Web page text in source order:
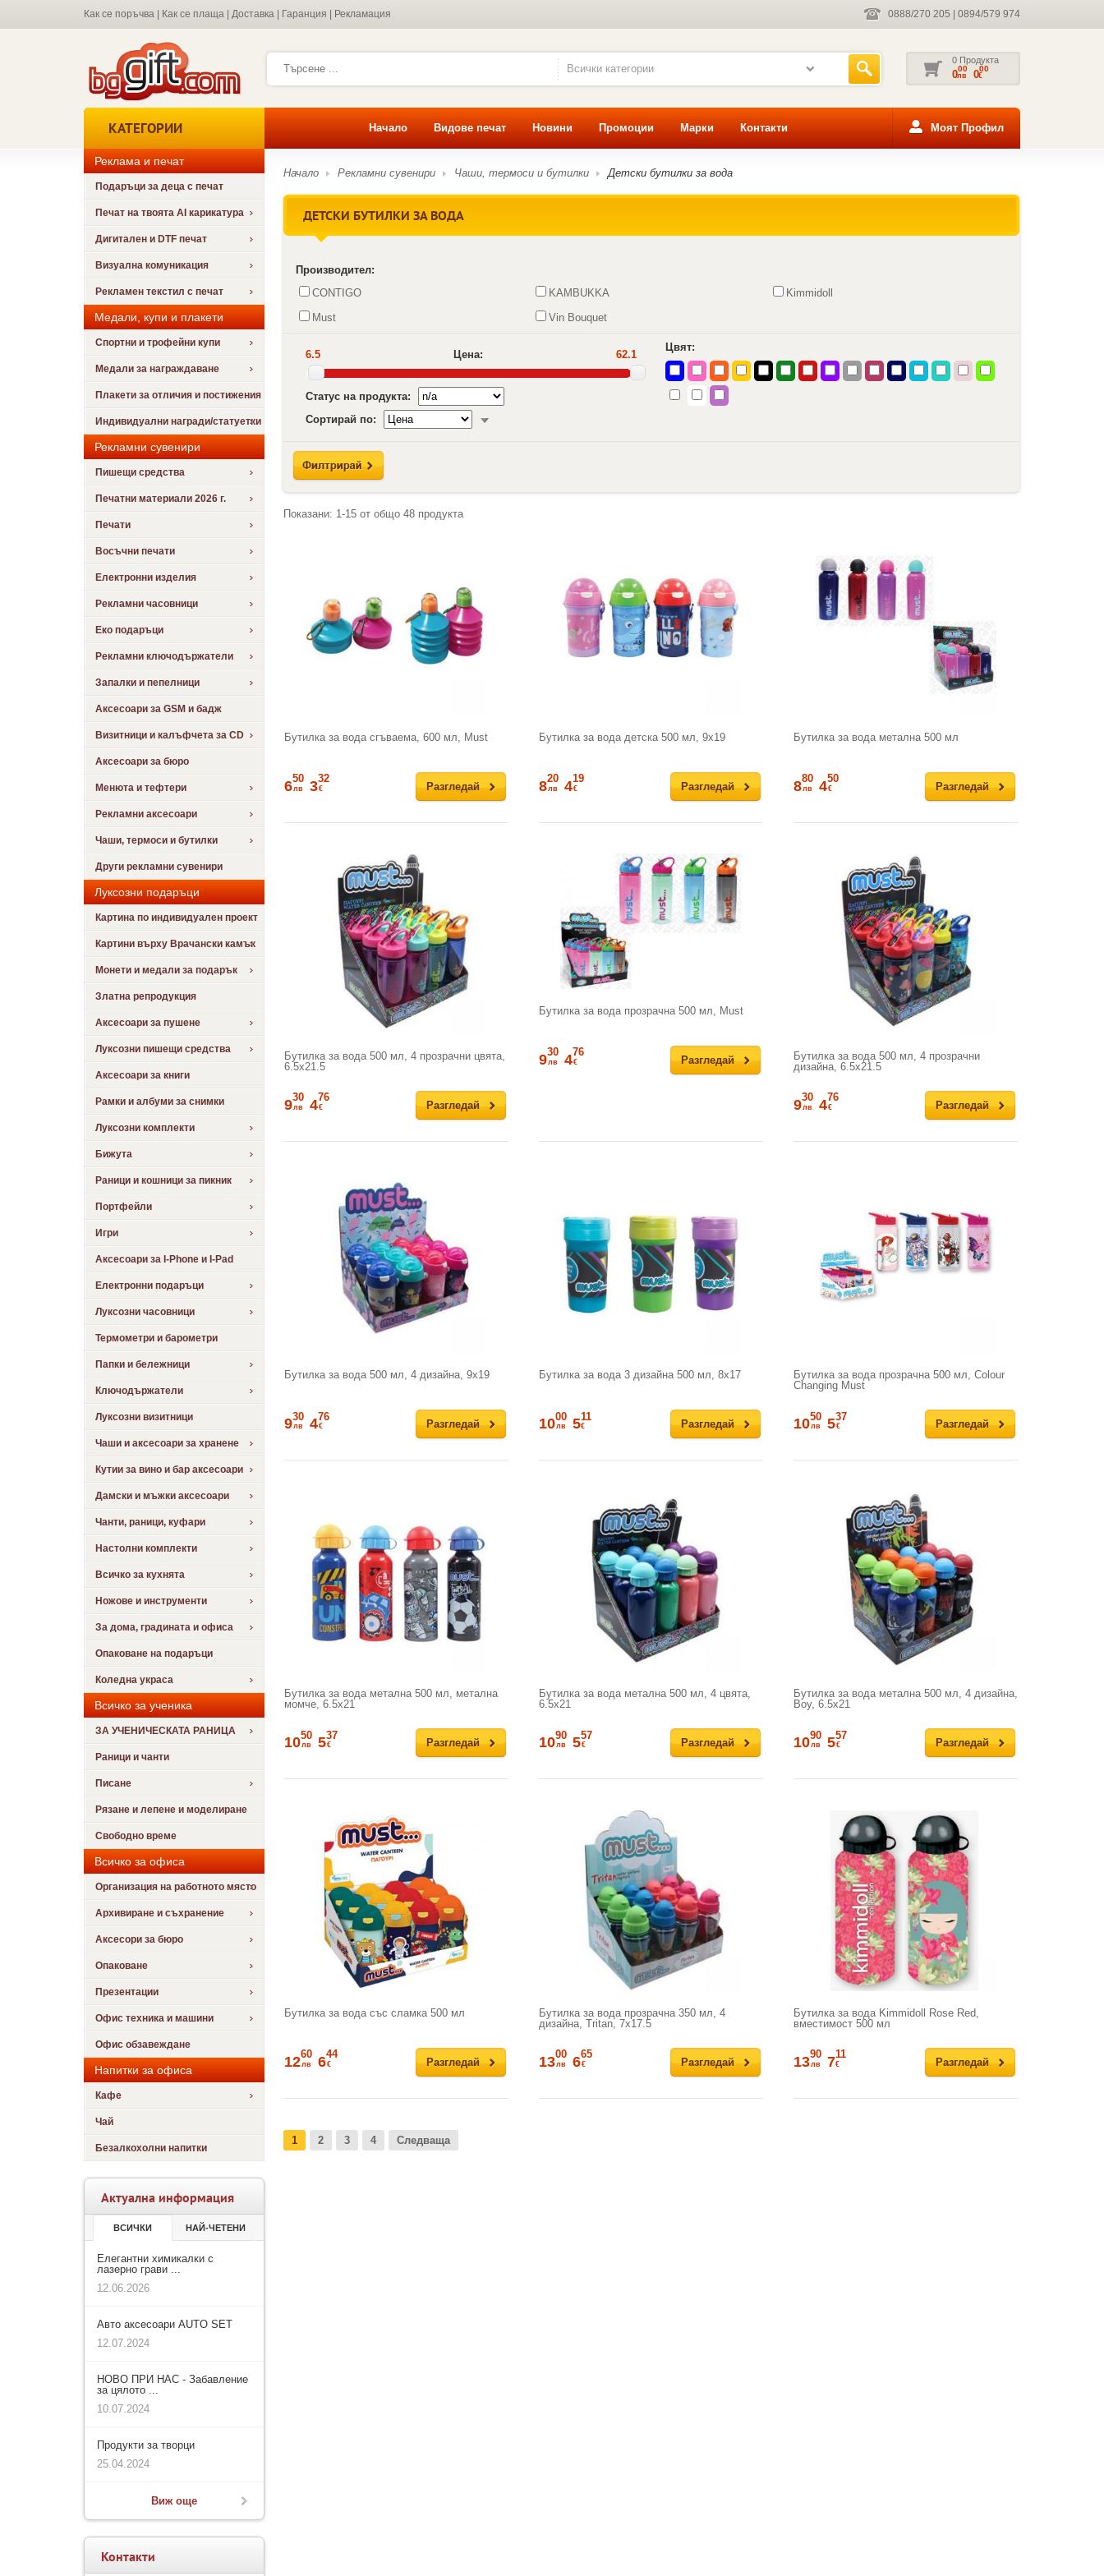
0888/270 205 0894/579 974
Как се поръчва Как се плаща Доставка Гаранция Рекламация
Всички категории
0 Продукта
000
лв 000
€
КАТЕГОРИИ Начало Видове печат Новини Промоции Марки Контакти Моят Профил
Реклама и печат
Подаръци за деца с печат
Печат на твоята AI карикатура
Дигитален и DTF печат
Визуална комуникация
Рекламен текстил с печат
Медали, купи и плакети
Спортни и трофейни купи
Медали за награждаване
Плакети за отличия и постижения
Индивидуални награди/статуетки
Рекламни сувенири
Пишещи средства
Печатни материали 2026 г.
Печати
Восъчни печати
Електронни изделия
Рекламни часовници
Еко подаръци
Рекламни ключодържатели
Запалки и пепелници
Аксесоари за GSM и бадж
Визитници и калъфчета за CD
Аксесоари за бюро
Менюта и тефтери
Рекламни аксесоари
Чаши, термоси и бутилки
Други рекламни сувенири
Луксозни подаръци
Картина по индивидуален проект
Картини върху Врачански камък
Монети и медали за подарък
Златна репродукция
Аксесоари за пушене
Луксозни пишещи средства
Аксесоари за книги
Рамки и албуми за снимки
Луксозни комплекти
Бижута
Раници и кошници за пикник
Портфейли
Игри
Аксесоари за I-Phone и I-Pad
Електронни подаръци
Луксозни часовници
Термометри и барометри
Папки и бележници
Ключодържатели
Луксозни визитници
Чаши и аксесоари за хранене
Кутии за вино и бар аксесоари
Дамски и мъжки аксесоари
Чанти, раници, куфари
Настолни комплекти
Всичко за кухнята
Ножове и инструменти
За дома, градината и офиса
Опаковане на подаръци
Коледна украса
Всичко за ученика
ЗА УЧЕНИЧЕСКАТА РАНИЦА
Раници и чанти
Писане
Рязане и лепене и моделиране
Свободно време
Всичко за офиса
Организация на работното място
Архивиране и съхранение
Аксесори за бюро
Опаковане
Презентации
Офис техника и машини
Офис обзавеждане
Напитки за офиса
Кафе
Чай
Безалкохолни напитки
Актуална информация
ВСИЧКИ НАЙ-ЧЕТЕНИ
Елегантни химикалки с
лазерно грави ...
12.06.2026
Авто аксесоари AUTO SET
12.07.2024
НОВО ПРИ НАС - Забавление
за цялото ...
10.07.2024
Продукти за творци
25.04.2024
Виж още
Контакти
Начало Рекламни сувенири Чаши, термоси и бутилки Детски бутилки за вода
ДЕТСКИ БУТИЛКИ ЗА ВОДА
Производител:
CONTIGO
KAMBUKKA
Kimmidoll
Must
Vin Bouquet
6.5 Цена: 62.1
Статус на продукта:
Сортирай по:
Цвят:
Показани: 1-15от общо 48продукта
Бутилка за вода сгъваема, 600 мл, Must
Разгледай
650
лв 332
€
Бутилка за вода детска 500 мл, 9х19
Разгледай
820
лв 419
€
Бутилка за вода метална 500 мл
Разгледай
880
лв 450
€
Бутилка за вода 500 мл, 4 прозрачни цвята,
6.5x21.5
Разгледай
930
лв 476
€
Бутилка за вода прозрачна 500 мл, Must
Разгледай
930
лв 476
€
Бутилка за вода 500 мл, 4 прозрачни
дизайна, 6.5x21.5
Разгледай
930
лв 476
€
Бутилка за вода 500 мл, 4 дизайна, 9x19
Разгледай
930
лв 476
€
Бутилка за вода 3 дизайна 500 мл, 8х17
Разгледай
1000
лв 511
€
Бутилка за вода прозрачна 500 мл, Colour
Changing Must
Разгледай
1050
лв 537
€
Бутилка за вода метална 500 мл, метална
момче, 6.5х21
Разгледай
1050
лв 537
€
Бутилка за вода метална 500 мл, 4 цвята,
6.5x21
Разгледай
1090
лв 557
€
Бутилка за вода метална 500 мл, 4 дизайна,
Boy, 6.5x21
Разгледай
1090
лв 557
€
Бутилка за вода със сламка 500 мл
Разгледай
1260
лв 644
€
Бутилка за вода прозрачна 350 мл, 4
дизайна, Tritan, 7x17.5
Разгледай
1300
лв 665
€
Бутилка за вода Kimmidoll Rose Red,
вместимост 500 мл
Разгледай
1390
лв 711
€
1 2 3 4 Следваща